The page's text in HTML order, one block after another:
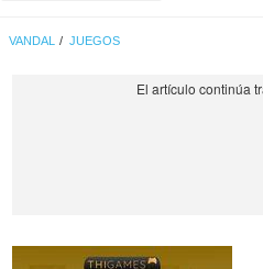
VANDAL JUEGOS